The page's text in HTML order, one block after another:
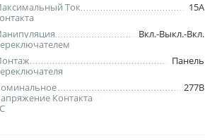
Ток
15А
Вкл.-Выкл.-Вкл.
Панель
Контакта
277В